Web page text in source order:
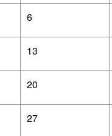
6
13
20
27